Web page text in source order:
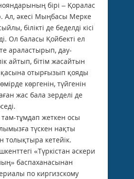
бiрi – Қоралас
Ал, әкесi Мыңбасы Мерке
бiлiктi де беделдi кiсi
Ол баласы Қойбектi ел
араластырып, дау-
айтып, бiтiм жасайтын
отырғызып қояды
көргенiн, түйгенiн
жас бала зерделi де
тұмдап жеткен осы
түскен нақты
толықтыра кетейiк.
«Түркiстан әскери
баспаханасынан
по киргизскому